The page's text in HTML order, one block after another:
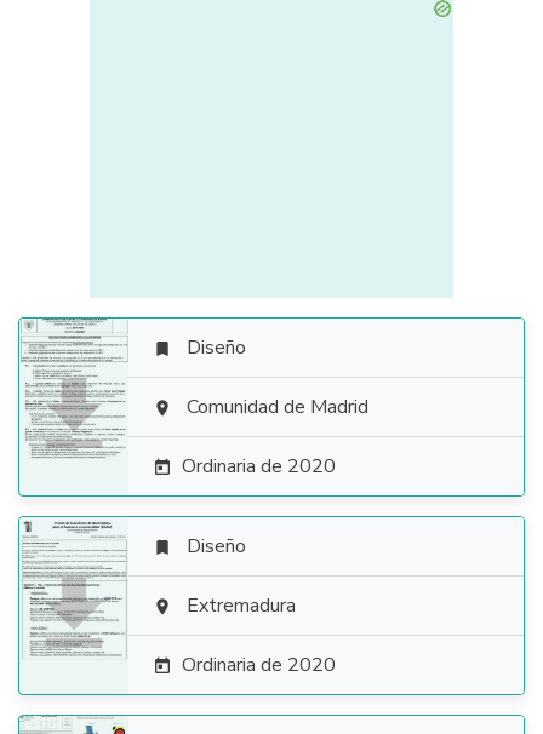

 Diseño
 Comunidad de Madrid
 Ordinaria de 2020

 Diseño
 Extremadura
 Ordinaria de 2020